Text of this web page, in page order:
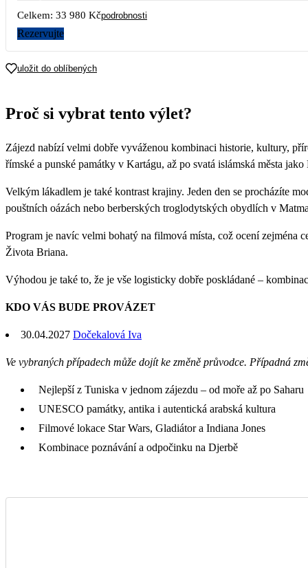
Celkem: 33 980 Kčpodrobnosti
Rezervujte
uložit do oblíbených
Proč si vybrat tento výlet?
Zájezd nabízí velmi dobře vyváženou kombinaci historie, kultury,
římské a punské památky v Kartágu, až po svatá islámská města
Velkým lákadlem je také kontrast krajiny. Jeden den se procházíte
pouštních oázách nebo berberských troglodytských obydlích v
Program je navíc velmi bohatý na filmová místa, což ocení zejména
Života Briana.
Výhodou je také to, že je vše logisticky dobře poskládané –
KDO VÁS BUDE PROVÁZET
30.04.2027 Dočekalová Iva
Ve vybraných případech může dojít ke změně průvodce. Případná
Nejlepší z Tuniska v jednom zájezdu – od moře až po Saharu
UNESCO památky, antika i autentická arabská kultura
Filmové lokace Star Wars, Gladiátor a Indiana Jones
Kombinace poznávání a odpočinku na Djerbě